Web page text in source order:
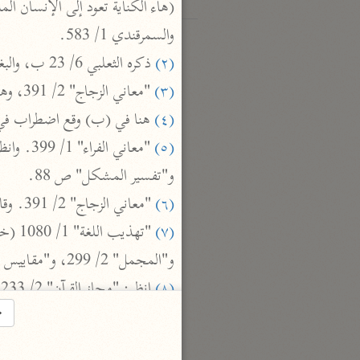
والسمرقندي 1/ 583.
(٢)
ذكره الثعلبي 6/ 23 ب، والبغوي 3/ 304، والخازن 3/ 315، عن عطاء فقط، وانظر: "تفسير الماوردي" 2/ 280.
(٣)
"معاني الزجاج" 2/ 391، وهو قول النحاس في "معانيه" 3/ 106.
(٤)
هنا في (ب) وقع اضطراب في
(٥)
و"تفسير المشكل" ص 88.
(٦)
"معاني الزجاج" 2/ 391. وقال الأخفش في "معانيه" 2/ 315: إلا نعلم أحدًا يقول: خلد، وقوله
(٧)
و"المجمل" 2/ 299، و"مقاييس اللغة" 2/ 207، و"المفردات" ص 291، و"اللسان" 2/ 1225 (خلد).
(٨) انظر: "مجاز القرآن" 2/ 233، و"تفسير الطبري" 9/ 128، و"نزهة القلوب" ص 74، و"الدر المصون" 5/ 516.